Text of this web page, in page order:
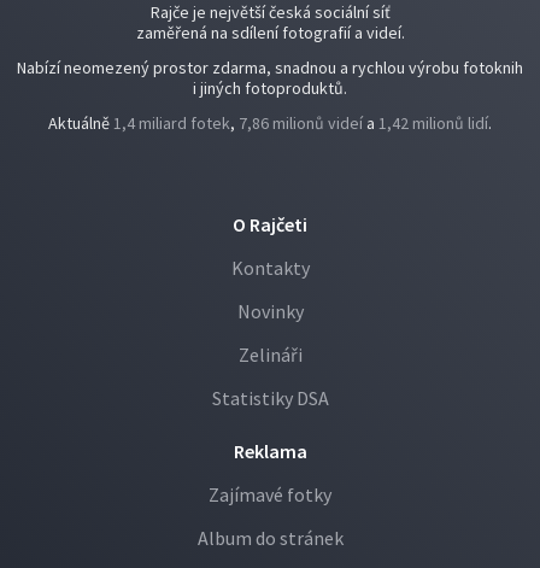
Rajče je největší česká sociální síť
zaměřená na sdílení fotografií a videí.
Nabízí neomezený prostor zdarma, snadnou a rychlou výrobu fotoknih
i jiných fotoproduktů.
Aktuálně1,4 miliard fotek, 7,86 milionů videí a 1,42 milionů lidí.
O Rajčeti
Kontakty
Novinky
Zelináři
Statistiky DSA
Reklama
Zajímavé fotky
Album do stránek